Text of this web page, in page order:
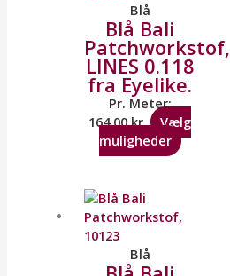
Blå
Blå Bali
Patchworkstof,
LINES 0.118
fra Eyelike.
Pr. Meter:
164,00kr.
Vælg
muligheder
Blå